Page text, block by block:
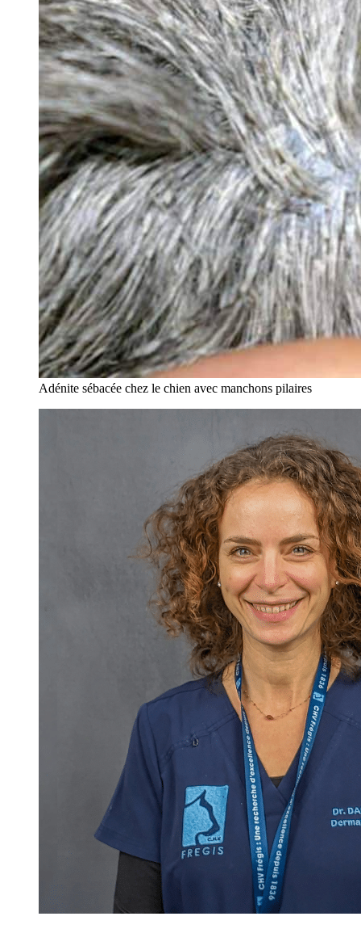
Adénite sébacée chez le chien avec manchons pilaires